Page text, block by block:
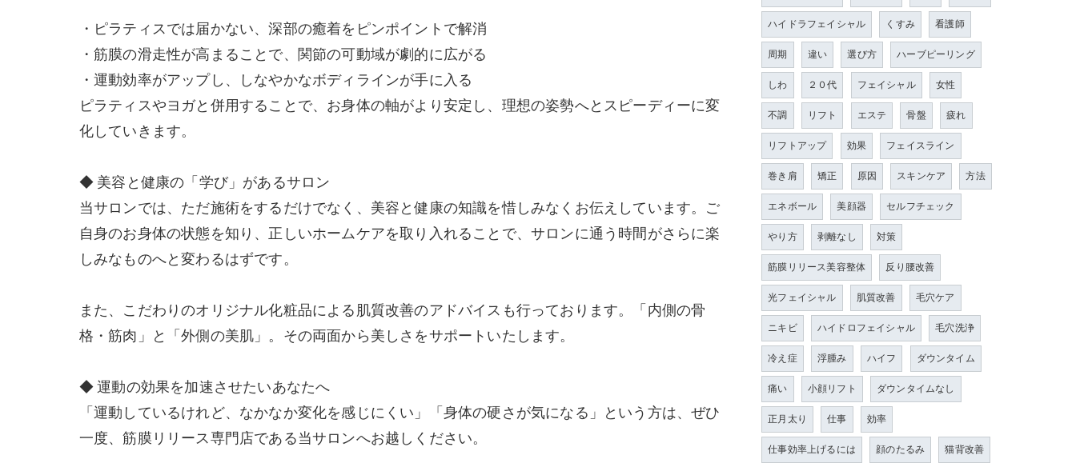
・ピラティスでは届かない、深部の癒着をピンポイントで解消
・筋膜の滑走性が高まることで、関節の可動域が劇的に広がる
・運動効率がアップし、しなやかなボディラインが手に入る
ピラティスやヨガと併用することで、お身体の軸がより安定し、理想の姿勢へとスピーディーに変
化していきます。
◆ 美容と健康の「学び」があるサロン
当サロンでは、ただ施術をするだけでなく、美容と健康の知識を惜しみなくお伝えしています。ご
自身のお身体の状態を知り、正しいホームケアを取り入れることで、サロンに通う時間がさらに楽
しみなものへと変わるはずです。
また、こだわりのオリジナル化粧品による肌質改善のアドバイスも行っております。「内側の骨
格・筋肉」と「外側の美肌」。その両面から美しさをサポートいたします。
◆ 運動の効果を加速させたいあなたへ
「運動しているけれど、なかなか変化を感じにくい」「身体の硬さが気になる」という方は、ぜひ
一度、筋膜リリース専門店である当サロンへお越しください。
ハイドラフェイシャル くすみ 看護師
周期 違い 選び方 ハーブピーリング
しわ ２０代 フェイシャル 女性
不調 リフト エステ 骨盤 疲れ
リフトアップ 効果 フェイスライン
巻き肩 矯正 原因 スキンケア 方法
エネボール 美顔器 セルフチェック
やり方 剥離なし 対策
筋膜リリース美容整体 反り腰改善
光フェイシャル 肌質改善 毛穴ケア
ニキビ ハイドロフェイシャル 毛穴洗浄
冷え症 浮腫み ハイフ ダウンタイム
痛い 小顔リフト ダウンタイムなし
正月太り 仕事 効率
仕事効率上げるには 顔のたるみ 猫背改善